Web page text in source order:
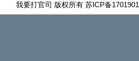
我要打官司 版权所有 苏ICP备